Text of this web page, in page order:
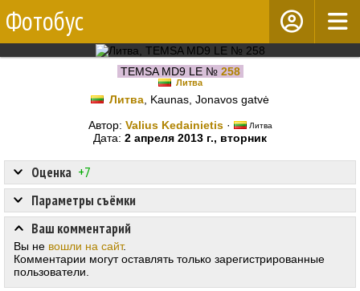
Фотобус
TEMSA MD9 LE № 258
Литва
Литва , Kaunas, Jonavos gatvė
Автор: Valius Kedainietis· Литва
Дата: 2 апреля 2013 г., вторник
Оценка +7
Параметры съёмки
Ваш комментарий
Вы не вошли на сайт.
Комментарии могут оставлять только зарегистрированные
пользователи.